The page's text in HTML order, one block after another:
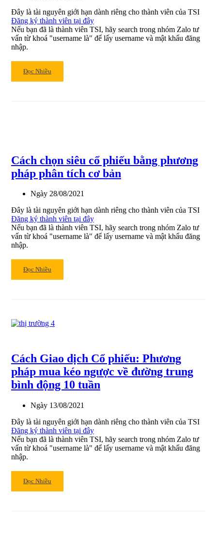
Đây là tài nguyên giới hạn dành riêng cho thành viên của TSI
Đăng ký thành viên tại đây
Nếu bạn đã là thành viên TSI, hãy search trong nhóm Zalo tư
vấn từ khoá "username là" để lấy username và mật khẩu đăng
nhập.
Read
more
đầu
tư
chứng
Đọc Nhiều
Cách chọn siêu cổ phiếu bằng phương
pháp phân tích cơ bản
Ngày 28/08/2021
Đây là tài nguyên giới hạn dành riêng cho thành viên của TSI
Đăng ký thành viên tại đây
Nếu bạn đã là thành viên TSI, hãy search trong nhóm Zalo tư
vấn từ khoá "username là" để lấy username và mật khẩu đăng
nhập.
Read
more
cổ
phương
pháp
phân
tích
bản
Đọc Nhiều
Cách Giao dịch Cổ phiếu: Phương
pháp mua kéo ngược về đường trung
bình động 10 tuần
Ngày 13/08/2021
Đây là tài nguyên giới hạn dành riêng cho thành viên của TSI
Đăng ký thành viên tại đây
Nếu bạn đã là thành viên TSI, hãy search trong nhóm Zalo tư
vấn từ khoá "username là" để lấy username và mật khẩu đăng
nhập.
Read
more
Đọc Nhiều